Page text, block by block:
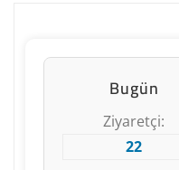
Bugün
Ziyaretçi:
22